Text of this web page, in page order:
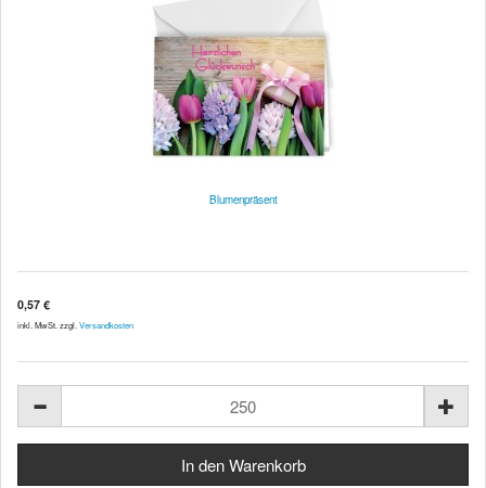
Blumenpräsent
0,57 €
inkl. MwSt. zzgl. Versandkosten